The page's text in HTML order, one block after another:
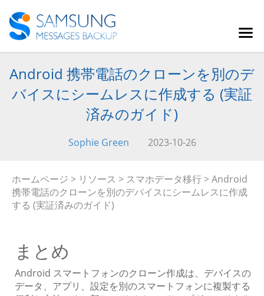
Android 携帯電話のクローンを別のデ
バイスにシームレスに作成する (実証
済みのガイド)
Sophie Green 2023-10-26
ホームページ > リソース > スマホデータ移行 > Android
携帯電話のクローンを別のデバイスにシームレスに作成
する (実証済みのガイド)
まとめ
Android スマートフォンのクローン作成は、デバイスの
データ、アプリ、設定を別のスマートフォンに複製する